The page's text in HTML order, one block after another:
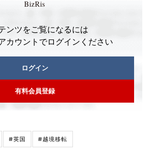
ンツをご覧になるには
カウントでログインください
ログイン
有料会員登録
#英国 #越境移転